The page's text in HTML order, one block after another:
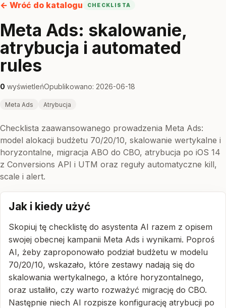
← Wróć do katalogu CHECKLISTA
Meta Ads: skalowanie,
atrybucja i automated
rules
0 wyświetleńOpublikowano: 2026-06-18
Meta Ads Atrybucja
Checklista zaawansowanego prowadzenia Meta Ads:
model alokacji budżetu 70/20/10, skalowanie wertykalne i
horyzontalne, migracja ABO do CBO, atrybucja po iOS 14
z Conversions API i UTM oraz reguły automatyczne kill,
scale i alert.
Jak i kiedy użyć
Skopiuj tę checklistę do asystenta AI razem z opisem
swojej obecnej kampanii Meta Ads i wynikami. Poproś
AI, żeby zaproponowało podział budżetu w modelu
70/20/10, wskazało, które zestawy nadają się do
skalowania wertykalnego, a które horyzontalnego,
oraz ustaliło, czy warto rozważyć migrację do CBO.
Następnie niech AI rozpisze konfigurację atrybucji po